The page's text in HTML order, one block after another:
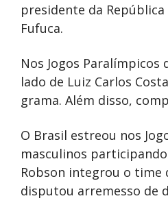
presidente da
Fufuca.
Nos Jogos Paralímpicos
lado de Luiz Carlos
grama. Além disso,
O Brasil estreou nos
masculinos
Robson integrou o time
disputou arremesso de